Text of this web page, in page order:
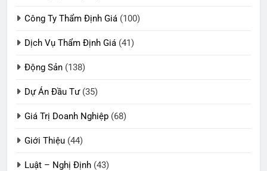
Công Ty Thẩm Định Giá (100)
Dịch Vụ Thẩm Định Giá (41)
Động Sản (138)
Dự Án Đầu Tư(35)
Giá Trị Doanh Nghiệp (68)
Giới Thiệu (44)
Luật – Nghị Định (43)